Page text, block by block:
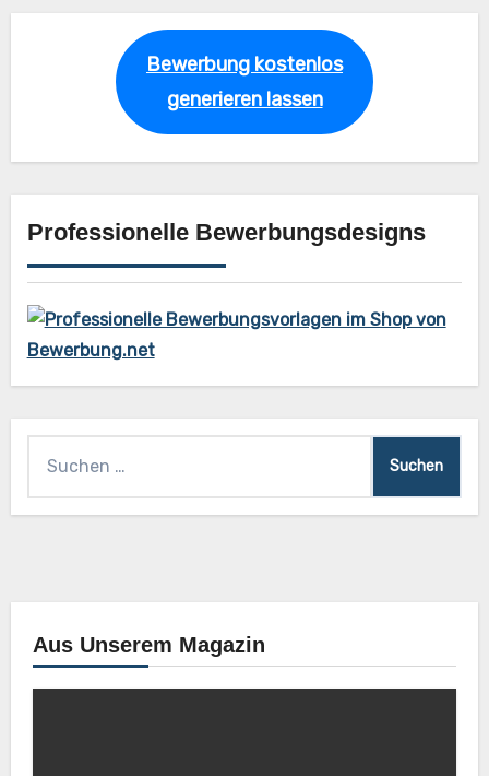
Bewerbung kostenlos
generieren lassen
Professionelle Bewerbungsdesigns
Aus Unserem Magazin